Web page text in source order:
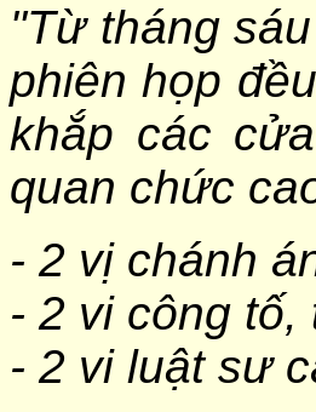
"Từ tháng
phiên họp
khắp các
quan chức
- 2 vị chánh
- 2 vi công tố,
- 2 vi luật sư